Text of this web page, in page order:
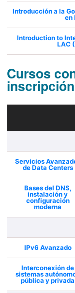
Introducción a la
en
Introduction to
LAC
Cursos
inscripción
Servicios
de Data Centers
Bases del DNS,
instalación y
configuración
moderna
IPv6 Avanzado
Interconexión de
sistemas
pública y privada